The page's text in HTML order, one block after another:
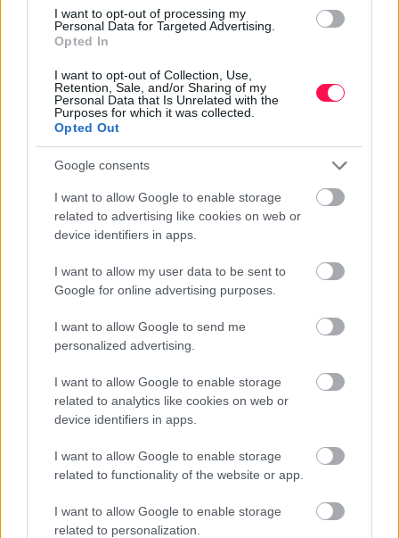
I want to opt-out of processing my
Personal Data for Targeted Advertising.
Opted In
I want to opt-out of Collection, Use,
Retention, Sale, and/or Sharing of my
Personal Data that Is Unrelated with the
Purposes for which it was collected.
Opted Out
Google consents
I want to allow Google to enable storage
related to advertising like cookies on web or
device identifiers in apps.
I want to allow my user data to be sent to
Google for online advertising purposes.
I want to allow Google to send me
personalized advertising.
I want to allow Google to enable storage
related to analytics like cookies on web or
device identifiers in apps.
I want to allow Google to enable storage
related to functionality of the website or app.
I want to allow Google to enable storage
related to personalization.
leggyakrabban a Friderika nevűeket.
MILYEN EREDETŰ A FRIDERIKA NÉV?
Névnapok ABC sorrendben
Névnapok hónapok szerint
KÖZELGŐ NÉVNAPOK
Augusztus 10. -Lőrinc
Augusztus 11. -Zsuzsanna,Tiborc
Augusztus 12. -Klára,Kiara
Augusztus 13. -
Ipoly ,
Heléna
Augusztus 14. -Marcell